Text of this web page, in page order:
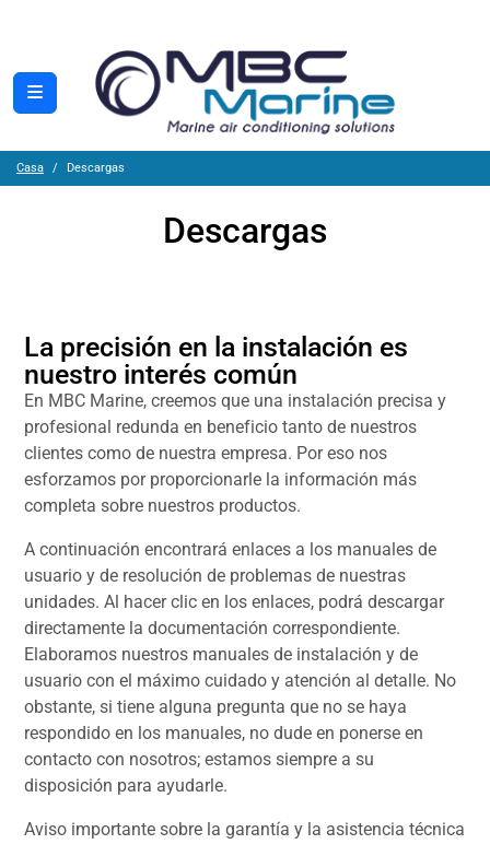
Casa Descargas
Descargas
La precisión en la instalación es
nuestro interés común
En MBC Marine, creemos que una instalación precisa y
profesional redunda en beneficio tanto de nuestros
clientes como de nuestra empresa. Por eso nos
esforzamos por proporcionarle la información más
completa sobre nuestros productos.
A continuación encontrará enlaces a los manuales de
usuario y de resolución de problemas de nuestras
unidades. Al hacer clic en los enlaces, podrá descargar
directamente la documentación correspondiente.
Elaboramos nuestros manuales de instalación y de
usuario con el máximo cuidado y atención al detalle. No
obstante, si tiene alguna pregunta que no se haya
respondido en los manuales, no dude en ponerse en
contacto con nosotros; estamos siempre a su
disposición para ayudarle.
Aviso importante sobre la garantía y la asistencia técnica